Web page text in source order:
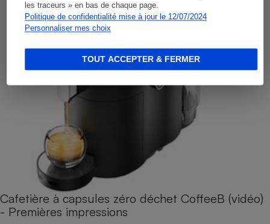
les traceurs » en bas de chaque page.
Politique de confidentialité mise à jour le 12/07/2024
Personnaliser mes choix
TOUT ACCEPTER & FERMER
Cafetière à capsules zéro déchet CoffeeB (vidéo)
- Premières impressions